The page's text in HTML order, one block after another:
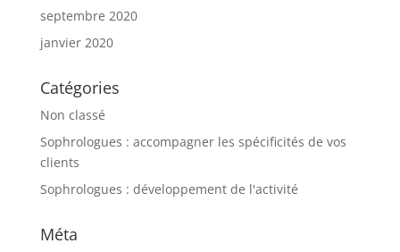
septembre 2020
janvier 2020
Catégories
Non classé
Sophrologues : accompagner les spécificités de vos
clients
Sophrologues : développement de l'activité
Méta